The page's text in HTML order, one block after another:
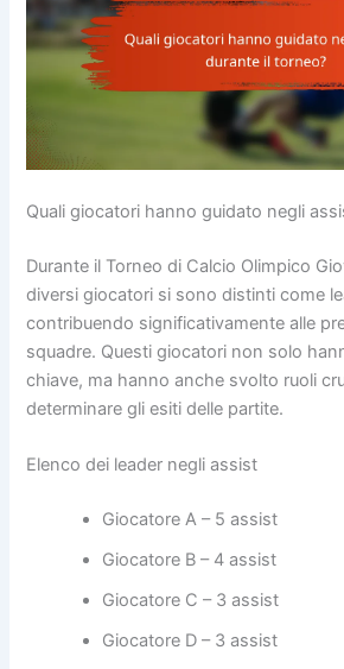
Quali giocatori hanno guidato negli
Durante il Torneo di Calcio Olimpico
diversi giocatori si sono distinti come
contribuendo significativamente alle
squadre. Questi giocatori non solo
chiave, ma hanno anche svolto ruoli
determinare gli esiti delle partite.
Elenco dei leader negli assist
Giocatore A – 5 assist
Giocatore B – 4 assist
Giocatore C – 3 assist
Giocatore D – 3 assist